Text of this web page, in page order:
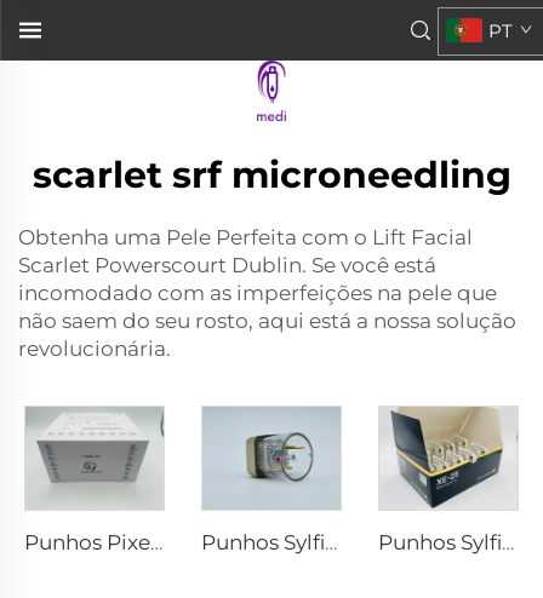
PT
scarlet srf microneedling
Obtenha uma Pele Perfeita com o Lift Facial
Scarlet Powerscourt Dublin. Se você está
incomodado com as imperfeições na pele que
não saem do seu rosto, aqui está a nossa solução
revolucionária.
Punhos Pixel8 RF Rohrer Estético 25 49 64 Punhos Sylfirm X de microagulhamento com rf X-25 Punhos Sylfirm X de microagulhamento com rf XE-25